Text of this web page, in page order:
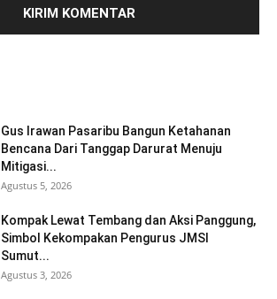
Gus Irawan Pasaribu Bangun Ketahanan
Bencana Dari Tanggap Darurat Menuju
Mitigasi...
Agustus 5, 2026
Kompak Lewat Tembang dan Aksi Panggung,
Simbol Kekompakan Pengurus JMSI
Sumut...
Agustus 3, 2026